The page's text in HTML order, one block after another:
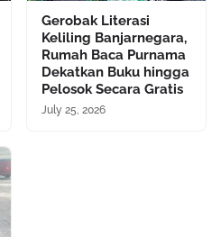
Gerobak Literasi
Keliling Banjarnegara,
Rumah Baca Purnama
Dekatkan Buku hingga
Pelosok Secara Gratis
July 25, 2026